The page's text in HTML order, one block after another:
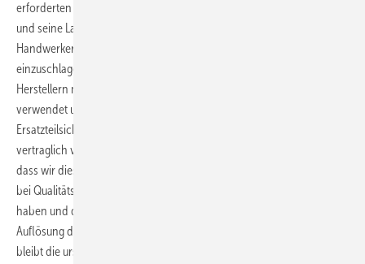
erforderten jedoch andere Antworten, sodass der Zentralverband
und seine Landesverbände beschlossen hätten, die
Handwerkermarke zu beenden und eine neue Richtung
einzuschlagen. Das Handwerkermarken-Logo wird von den
Herstellern mit einer Übergangszeit von einem Jahr nicht mehr
verwendet und die Produktvorteile, wie Nachkaufgarantie oder
Ersatzteilsicherheit, sind für Innungsbetriebe künftig nicht mehr
vertraglich verankert. Bramann: „Wir gehen allerdings davon aus,
dass wir diese Leistungen durch das Instrument Handwerkermarke
bei Qualitätsherstellern als Branchenstandard dauerhaft etabliert
haben und diese weiter bestehen werden.“ Unabhängig von der
Auflösung des Lizenzvertrags zwischen Markenpartnern und ZVSHK
bleibt die ursprünglich damit verbundene